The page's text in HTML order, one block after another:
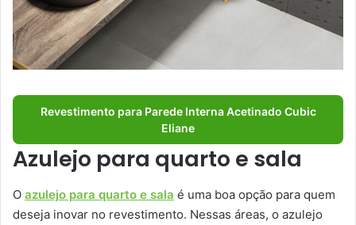
Revestimento para Parede Interna Acetinado Cubic
Eliane
Azulejo para quarto e sala
O azulejo para quarto e sala é uma boa opção para quem
deseja inovar no revestimento. Nessas áreas, o azulejo